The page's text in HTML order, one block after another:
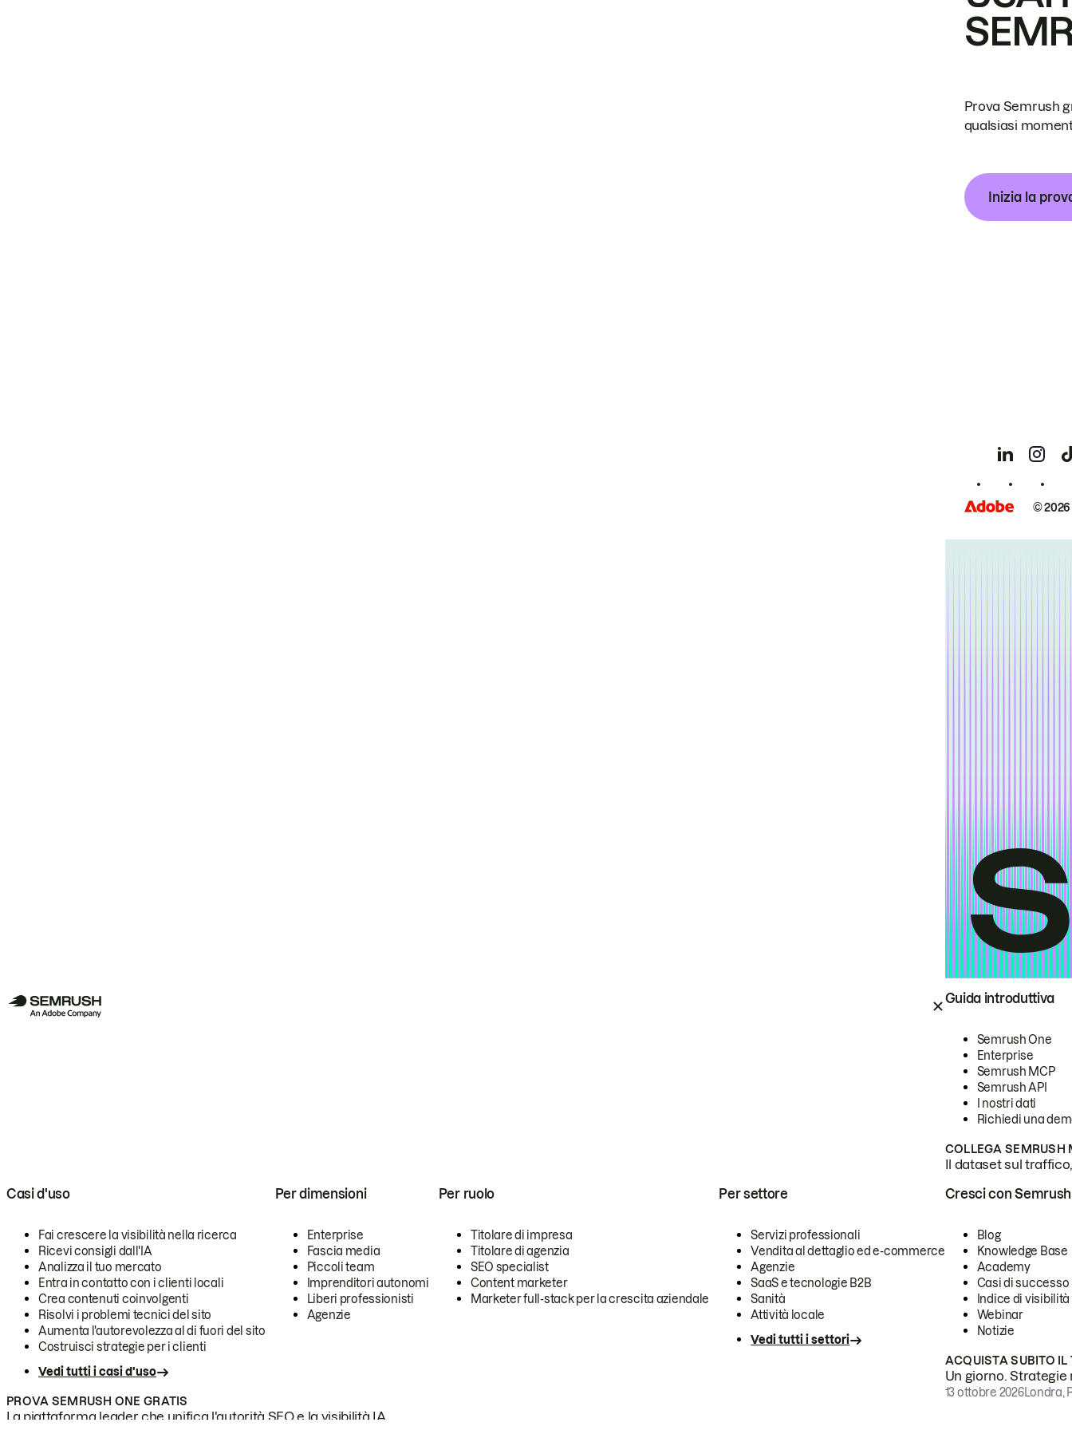
Guida introduttiva
Semrush One
Enterprise
Semrush MCP
Semrush API
I nostri dati
Richiedi una
COLLEGA SEMRUSH
Il dataset sul
Casi d'uso
Fai crescere la visibilità nella ricerca
Ricevi consigli dall'IA
Analizza il tuo mercato
Entra in contatto con i clienti locali
Crea contenuti coinvolgenti
Risolvi i problemi tecnici del sito
Aumenta l'autorevolezza al di fuori del sito
Costruisci strategie per i clienti
Vedi tutti i casi d'uso
Per dimensioni
Enterprise
Fascia media
Piccoli team
Imprenditori autonomi
Liberi professionisti
Agenzie
Per ruolo
Titolare di impresa
Titolare di agenzia
SEO specialist
Content marketer
Marketer full-stack per la crescita aziendale
Per settore
Servizi professionali
Vendita al dettaglio ed e-commerce
Agenzie
SaaS e tecnologie B2B
Sanità
Attività locale
Vedi tutti i settori
PROVA SEMRUSH ONE GRATIS
La piattaforma leader che unifica l'autorità SEO e la visibilità IA.
Cresci con Semrush
Blog
Knowledge Base
Academy
Casi di successo
Indice di visibilità
Webinar
Notizie
ACQUISTA SUBITO IL
Un giorno.
13 ottobre 2026Londra,
Prova Semrush
qualsiasi
Inizia la
©